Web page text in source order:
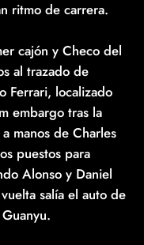
ritmo de carrera.
cajón y Checo del
al trazado de
Ferrari, localizado
embargo tras la
manos de Charles
puestos para
Alonso y Daniel
salía el auto de